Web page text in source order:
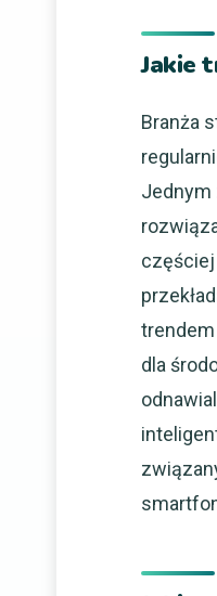
Jakie
Branża
Jednym
dla